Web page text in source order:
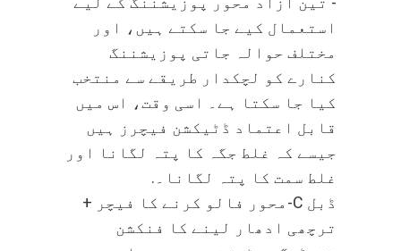
استعمال کیے جا سکتے ہیں، اور
مختلف حوالہ جاتی پوزیشننگ
کنارے کو لچکدار طریقے سے منتخب
کیا جا سکتا ہے۔ اسی وقت، اس میں
قابل اعتماد ڈٹیکشن فیچرز ہیں
جیسے کہ غلط جگہ کا پتہ لگانا اور
غلط سمت کا پتہ لگانا۔.
ڈبل C-محور فالو کرنے کا فیچر +
ترچھی ادھار لینے کا فنکشن